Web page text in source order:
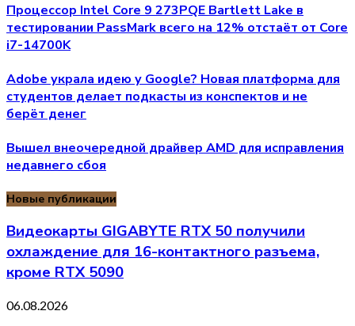
Процессор Intel Core 9 273PQE Bartlett Lake в
тестировании PassMark всего на 12% отстаёт от Core
i7-14700K
Adobe украла идею у Google? Новая платформа для
студентов делает подкасты из конспектов и не
берёт денег
Вышел внеочередной драйвер AMD для исправления
недавнего сбоя
Новые публикации
Видеокарты GIGABYTE RTX 50 получили
охлаждение для 16-контактного разъема,
кроме RTX 5090
06.08.2026